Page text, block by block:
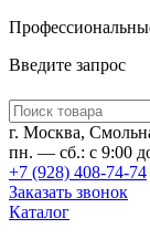
Введите запрос
Введите
запрос
г. Москва,
пн. — сб.: с 9:00
+7 (928) 408-74-74
Заказать звонок
Каталог